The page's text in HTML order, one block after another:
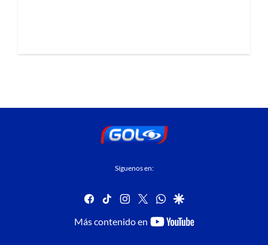
Síguenos en:
facebook
tiktok instagram
twitterwhatsapp
google
Más contenido en
youtube-